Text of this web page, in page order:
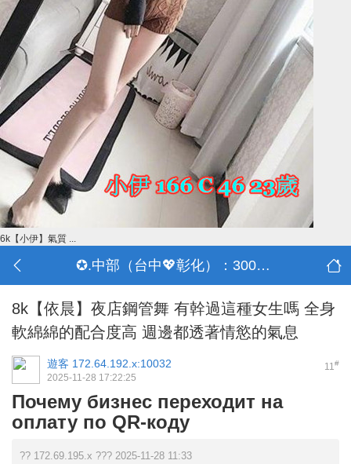
6k【小伊】氣質 ...
✪.中部（台中💖彰化）：3000-30000
8k【依晨】夜店鋼管舞 有幹過這種女生嗎 全身
軟綿綿的配合度高 週邊都透著情慾的氣息
11#
遊客 172.64.192.x:10032
2025-11-28 17:22:25
Почему бизнес переходит на
оплату по QR-коду
?? 172.69.195.x ??? 2025-11-28 11:33